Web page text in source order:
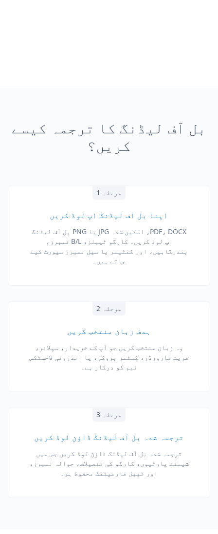
بل آف لیڈنگ کا ترجمہ کیسے
کریں؟
مرحلہ 1
اپنا بل آف لیڈنگ اپ لوڈ کریں
PDF، DOCX، اسکین شدہ JPG یا PNG بل آف لیڈنگ
اپ لوڈ کریں۔ کارگو ٹیبلز، B/L نمبرز،
بندرگاہیں، اور کنٹینر یا سیل نمبرز سپورٹ کیے
جاتے ہیں۔
مرحلہ 2
ہدف زبان منتخب کریں
وہ زبان منتخب کریں جو آپ کے خریدار، سپلائر،
فریٹ فارورڈر، کسٹمز بروکر، یا اندرونی لاجسٹکس
ٹیم کو درکار ہے۔
مرحلہ 3
ترجمہ شدہ بل آف لیڈنگ ڈاؤن لوڈ کریں
ترجمہ شدہ بل آف لیڈنگ ڈاؤن لوڈ کریں جس میں
شپمنٹ پارٹیوں، کارگو کی تفصیلات، حوالہ نمبرز،
اور ٹیبل فارمیٹنگ محفوظ ہو۔